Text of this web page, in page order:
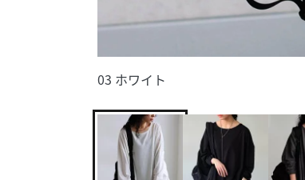
03 ホワイト